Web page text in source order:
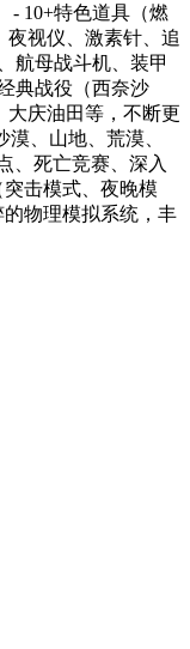
- 10+特色道具（燃
视仪、激素针、追
航母战斗机、装甲
典战役（西奈沙
大庆油田等，不断更
、山地、荒漠、
、死亡竞赛、深入
击模式、夜晚模
物理模拟系统，丰